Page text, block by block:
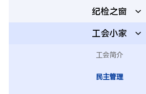
纪检之窗
工会小家
工会简介
民主管理